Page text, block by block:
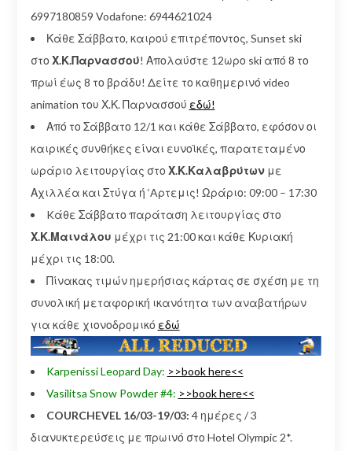
6997180859 Vodafone: 6944621024
Κάθε Σάββατο, καιρού επιτρέποντος, Sunset ski
στο Χ.Κ.Παρνασσού! Απολαύστε 12ωρο ski από 8 το
πρωί έως 8 το βράδυ! Δείτε το καθημερινό video
animation του Χ.Κ. Παρνασσού εδώ!
Από το Σάββατο 12/1 και κάθε Σάββατο, εφόσον οι
καιρικές συνθήκες είναι ευνοϊκές, παρατεταμένο
ωράριο λειτουργίας στο Χ.Κ.Καλαβρύτωνμε
Αχιλλέα και Στύγα ή ‘Aρτεμις! Ωράριο: 09:00 – 17:30
Kάθε Σάββατο παράταση λειτουργίας στο
Χ.Κ.Μαινάλου μέχρι τις 21:00 και κάθε Κυριακή
μέχρι τις 18:00.
Πίνακας τιμών ημερήσιας κάρτας σε σχέση με τη
συνολική μεταφορική ικανότητα των αναβατήρων
για κάθε χιονοδρομικό εδώ
Karpenissi Leopard Day: >>book here<<
Vasilitsa Snow Powder #4: >>book here<<
COURCHEVEL 16/03-19/03: 4 ημέρες / 3
διανυκτερεύσεις με πρωινό στο Hotel Olympic 2*.